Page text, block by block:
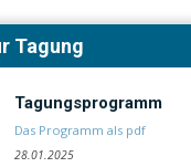
Tagung
Tagungsprogramm
Das Programm als pdf
28.01.2025